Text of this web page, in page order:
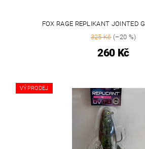
FOX RAGE REPLIKANT JOINTED
325 Kč(–20 %)
260 Kč
VÝPRODEJ